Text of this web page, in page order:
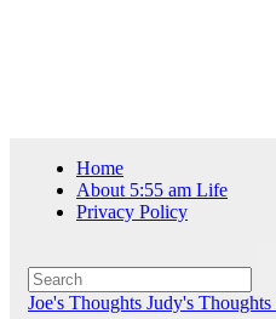
Home
About 5:55 am Life
Privacy Policy
Joe's Thoughts Judy's Thoughts